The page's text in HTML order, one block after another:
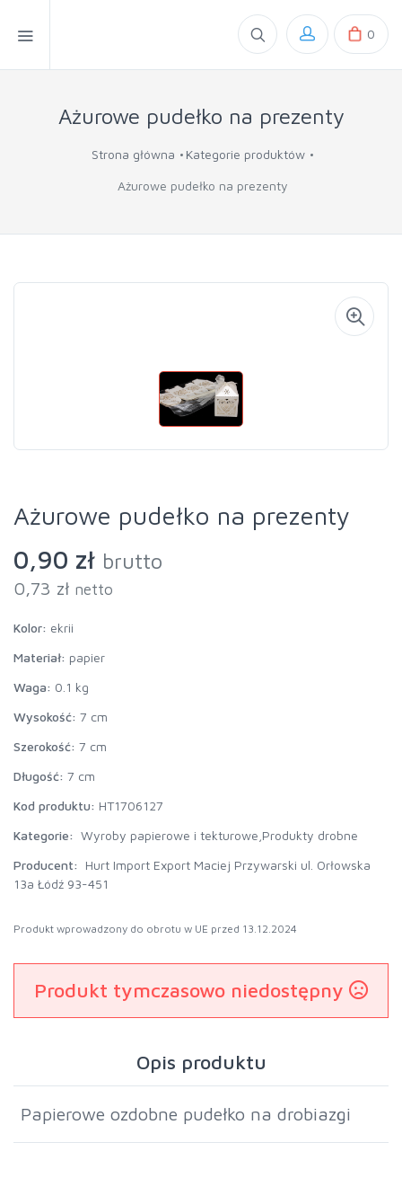
0
Ażurowe pudełko na prezenty
Strona główna Kategorie produktów
Ażurowe pudełko na prezenty
Ażurowe pudełko na prezenty
0,90 zł brutto
0,73 zł netto
Kolor: ekrii
Materiał: papier
Waga: 0.1 kg
Wysokość: 7 cm
Szerokość: 7 cm
Długość: 7 cm
Kod produktu: HT1706127
Kategorie: Wyroby papierowe i tekturowe, Produkty drobne
Producent:
Hurt Import Export Maciej Przywarski ul. Orłowska
13a Łódź 93-451
Produkt wprowadzony do obrotu w UE przed 13.12.2024
Produkt tymczasowo niedostępny
Opis produktu
Papierowe ozdobne pudełko na drobiazgi